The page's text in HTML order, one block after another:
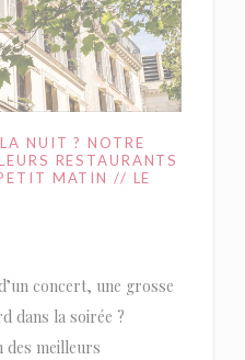
NUIT ? NOTRE
RESTAURANTS
MATIN // LE
concert, une grosse
dans la soirée ?
des meilleurs